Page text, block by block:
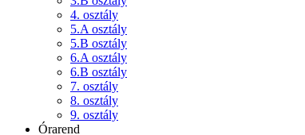
4. osztály
5.A osztály
5.B osztály
6.A osztály
6.B osztály
7. osztály
8. osztály
9. osztály
Órarend